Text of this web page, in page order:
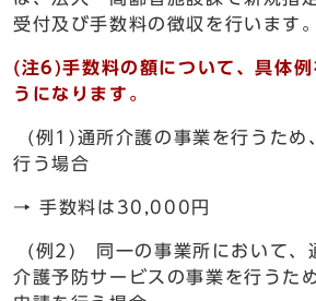
受付及び手数料の徴収を行います。
(注6)手数料の額について、具体例
うになります。
(例1)通所介護の事業を行うため
行う場合
→ 手数料は30,000円
(例2) 同一の事業所において、
介護予防サービスの事業を行うた